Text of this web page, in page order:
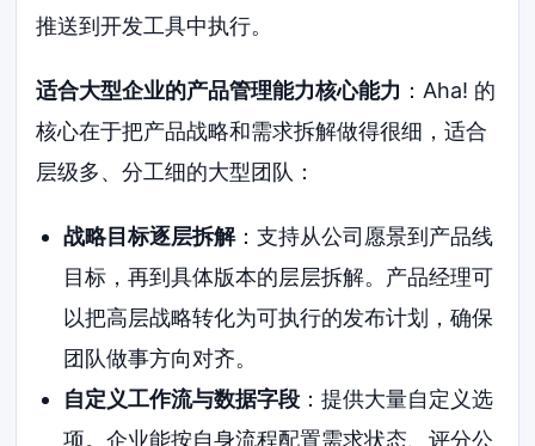
推送到开发工具中执行。
适合大型企业的产品管理能力核心能力 ：Aha! 的
核心在于把产品战略和需求拆解做得很细，适合
层级多、分工细的大型团队：
战略目标逐层拆解：支持从公司愿景到产品线
目标，再到具体版本的层层拆解。产品经理可
以把高层战略转化为可执行的发布计划，确保
团队做事方向对齐。
自定义工作流与数据字段：提供大量自定义选
项。企业能按自身流程配置需求状态、评分公